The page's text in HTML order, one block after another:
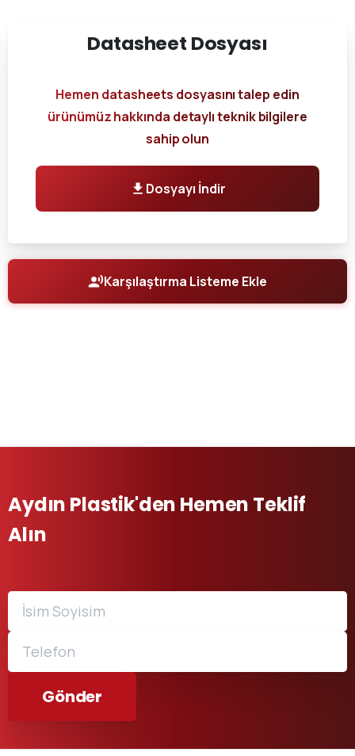
Datasheet Dosyası
Hemen datasheets dosyasını talep edin
ürünümüz hakkında detaylı teknik bilgilere
sahip olun
Dosyayı İndir
Karşılaştırma Listeme Ekle
Aydın Plastik'den Hemen Teklif
Alın